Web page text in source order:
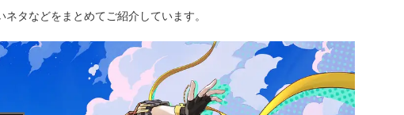
タなどをまとめてご紹介しています。